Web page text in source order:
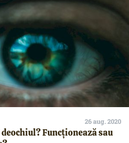
26 aug. 2020
deochiul? Funcționează sau